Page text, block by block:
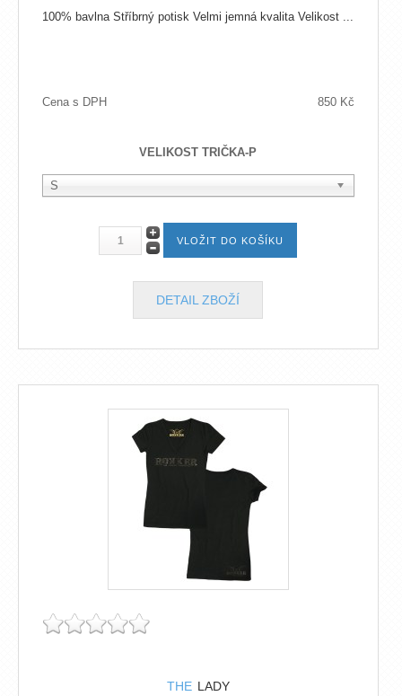
100% bavlna Stříbrný potisk Velmi jemná kvalita Velikost ...
Cena s DPH 850 Kč
VELIKOST TRIČKA-P
S
DETAIL ZBOŽÍ
THE LADY